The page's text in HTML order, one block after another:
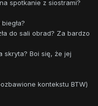
spotkanie z siostrami?
do sali obrad? Za bardzo
skryta? Boi się, że jej
kontekstu BTW)